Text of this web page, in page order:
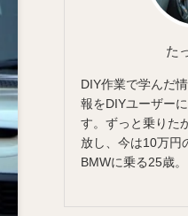
た
DIY作業で学んだ
報をDIYユーザー
す。ずっと乗りた
放し、今は10万円
BMWに乗る25歳。